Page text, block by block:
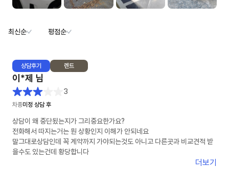
최신순 평점순
상담후기 렌트
이*제 님
3
차종미정 상담 후
상담이 왜 중단됬는지가 그리중요한가요?
전화해서 따지는거는 뭔 상황인지 이해가 안되네요
말그대로상담인데 꼭 계약까지 가야되는것도 아니고 다른곳과 비교견적 받
을수도 있는건데 황당합니다
더보기